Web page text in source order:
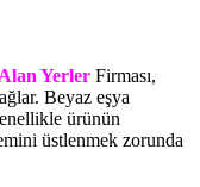
Yerler Firması,
Beyaz eşya
ürünün
üstlenmek zorunda